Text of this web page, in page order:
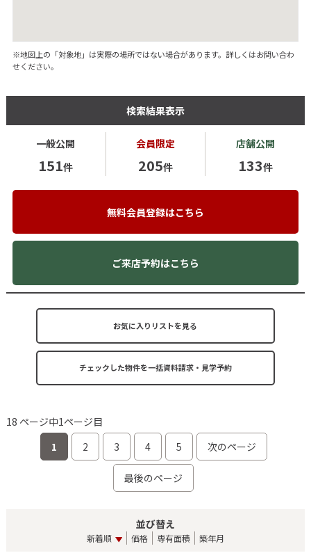
※地図上の「対象地」は実際の場所ではない場合があります。詳しくはお問い合わ
せください。
検索結果表示
一般公開
151件
会員限定
205件
店舗公開
133件
無料会員登録はこちら
ご来店予約はこちら
お気に入りリストを見る
18 ページ中1ページ目
1
2 3 4 5 次のページ
最後のページ
並び替え
新着順 価格 専有面積 築年月